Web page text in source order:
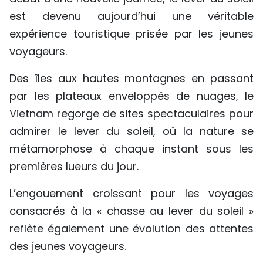
TIẾNG VIỆT
中文
РУССКИЙ
ESPAÑOL
est devenu aujourd’hui une véritable
expérience touristique prisée par les jeunes
voyageurs.
Des îles aux hautes montagnes en passant
par les plateaux enveloppés de nuages, le
Vietnam regorge de sites spectaculaires pour
admirer le lever du soleil, où la nature se
métamorphose à chaque instant sous les
premières lueurs du jour.
L’engouement croissant pour les voyages
consacrés à la « chasse au lever du soleil »
reflète également une évolution des attentes
des jeunes voyageurs.